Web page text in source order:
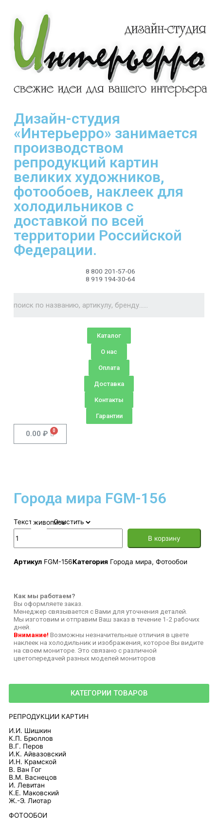
Дизайн-студия
«Интерьерро» занимается
производством
репродукций картин
великих художников,
фотообоев, наклеек для
холодильников с
доставкой по всей
территории Российской
Федерации.
8 800 201-57-06
8 919 194-30-64
Каталог
О нас
Оплата
Доставка
Контакты
Гарантии
0.00 ₽
КАТЕГОРИИ ТОВАРОВ
РЕПРОДУКЦИИ КАРТИН
И.И. Шишкин
К.П. Брюллов
В.Г. Перов
И.К. Айвазовский
И.Н. Крамской
В. Ван Гог
В.М. Васнецов
И. Левитан
К.Е. Маковский
Ж.-Э. Лиотар
ФОТООБОИ
Города мира FGM-156
Текстура Очистить
В корзину
Артикул FGM-156Категория Города мира, Фотообои
Как мы работаем?
Вы оформляете заказ.
Менеджер связывается с Вами для уточнения деталей.
Мы изготовим и отправим Ваш заказ в течение 1-2 рабочих
дней.
Внимание! Возможны незначительные отличия в цвете
наклеек на холодильник и изображения, которое Вы видите
на своем мониторе. Это связано с различной
цветопередачей разных моделей мониторов